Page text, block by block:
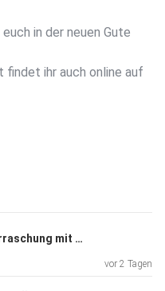
in der neuen Gute
ihr auch online auf
#2169 Egon und die Überraschung mit der Stupsnase
vor 2 Tagen